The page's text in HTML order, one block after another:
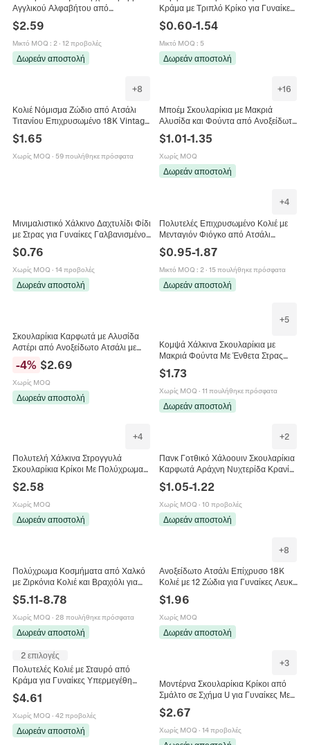
Αγγλικού Αλφαβήτου από
Ανοξείδωτο Ατσάλι με Στρας για
Γυναίκες Κοσμήματα Μόδας Δώρο
$2.59
Μικτό MOQ : 2· 12 προβολές
Δωρεάν αποστολή
Κράμα με Τριπλό Κρίκο για Γυναίκες
Μινιμαλιστικά Vintage Χρυσά
Ασημένια Μεταλλικά Γεωμετρικά
Κοσμήματα
$0.60-1.54
Μικτό MOQ : 5
Δωρεάν αποστολή
+8
Κολιέ Νόμισμα Ζώδιο από Ατσάλι
Τιτανίου Επιχρυσωμένο 18K Vintage
Ανάγλυφο Κολιέ με Μενταγιόν από
Χαλκό με τους Δώδεκα Αστερισμούς
Δώρο
$1.65
Χωρίς MOQ · 59 πουλήθηκε πρόσφατα
+16
Μποέμ Σκουλαρίκια με Μακριά
Αλυσίδα και Φούντα από Ανοξείδωτο
Ατσάλι για Γυναίκες Πολύχρωμες
Χάντρες Γεωμετρικά Κοσμήματα
Πάρτι
$1.01-1.35
Χωρίς MOQ
Δωρεάν αποστολή
Μινιμαλιστικό Χάλκινο Δαχτυλίδι Φίδι
με Στρας για Γυναίκες Γαλβανισμένο
Κοσμήματα Μόδας
$0.76
Χωρίς MOQ · 14 προβολές
Δωρεάν αποστολή
+4
Πολυτελές Επιχρυσωμένο Κολιέ με
Μενταγιόν Φιόγκο από Ατσάλι
Φιόγκος Κοσμήματα Μόδας για
Γυναίκες Δώρο
$0.95-1.87
Μικτό MOQ : 2· 15 πουλήθηκε πρόσφατα
Δωρεάν αποστολή
Σκουλαρίκια Καρφωτά με Αλυσίδα
Αστέρι από Ανοξείδωτο Ατσάλι με
Στρας Κορεάτικη Μόδα Χρυσό Διπλή
Τρύπα Αυτιού Γυναικεία Κοσμήματα
-4% $2.69
Χωρίς MOQ
Δωρεάν αποστολή
+5
Κομψά Χάλκινα Σκουλαρίκια με
Μακριά Φούντα Με Ένθετα Στρας
Γεωμετρικά Τετράγωνα Σκουλαρίκια
για Γάμο Πάρτι Γυναικεία Κοσμήματα
$1.73
Χωρίς MOQ · 11 πουλήθηκε πρόσφατα
Δωρεάν αποστολή
+4
Πολυτελή Χάλκινα Στρογγυλά
Σκουλαρίκια Κρίκοι Με Πολύχρωμα
Επιχρυσωμένα Σκουλαρίκια Huggie
Για Γυναικεία Κοσμήματα
$2.58
Χωρίς MOQ
Δωρεάν αποστολή
+2
Πανκ Γοτθικό Χάλοουιν Σκουλαρίκια
Καρφωτά Αράχνη Νυχτερίδα Κρανίο
Κοσμήματα Αξεσουάρ Πάρτι Για
Όλους
$1.05-1.22
Χωρίς MOQ · 10 προβολές
Δωρεάν αποστολή
Πολύχρωμα Κοσμήματα από Χαλκό
με Ζιρκόνια Κολιέ και Βραχιόλι για
Γυναίκες Μποέμ Επίχρυσο
Διακοσμητικά Κοσμήματα Πάρτι
$5.11-8.78
Χωρίς MOQ · 28 πουλήθηκε πρόσφατα
Δωρεάν αποστολή
+8
Ανοξείδωτο Ατσάλι Επίχρυσο 18K
Κολιέ με 12 Ζώδια για Γυναίκες Λευκό
Κοχύλι Ένθετο Στρογγυλό Μενταγιόν
Ωροσκοπίου Κοσμήματα
$1.96
Χωρίς MOQ
Δωρεάν αποστολή
2 επιλογές
Πολυτελές Κολιέ με Σταυρό από
Κράμα για Γυναίκες Υπερμεγέθη
Χοντρή Αλυσίδα Στυλ Hip Hop
Μοντέρνα Κοσμήματα Δώρο
$4.61
Χωρίς MOQ · 42 προβολές
Δωρεάν αποστολή
+3
Μοντέρνα Σκουλαρίκια Κρίκοι από
Σμάλτο σε Σχήμα U για Γυναίκες Με
Ένθετα Στρας Γεωμετρικά Χάλκινα
Σκουλαρίκια Με Καρφίτσα από Ασήμι
925
$2.67
Χωρίς MOQ · 14 προβολές